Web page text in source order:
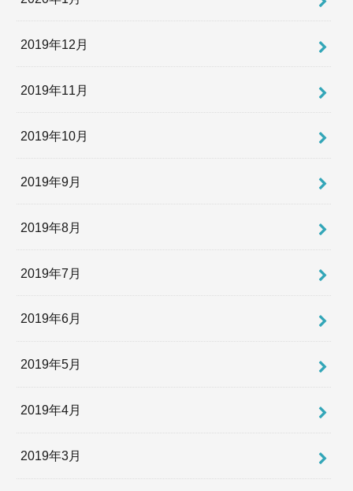
2019年12月
2019年11月
2019年10月
2019年9月
2019年8月
2019年7月
2019年6月
2019年5月
2019年4月
2019年3月